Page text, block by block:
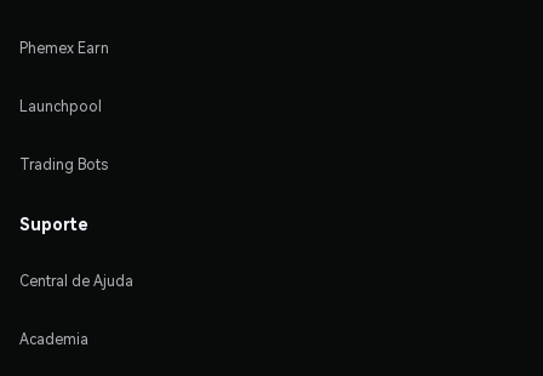
Phemex Earn
Launchpool
Trading Bots
Suporte
Central de Ajuda
Academia